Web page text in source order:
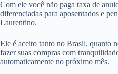
Com ele você não paga taxa de
diferenciadas para aposentados e
Laurentino.
Ele é aceito tanto no Brasil, quanto
fazer suas compras com
automaticamente no próximo mês.